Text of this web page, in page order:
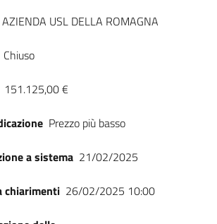
AZIENDA USL DELLA ROMAGNA
Chiuso
151.125,00 €
Prezzo più basso
a sistema 21/02/2025
chiarimenti 26/02/2025 10:00